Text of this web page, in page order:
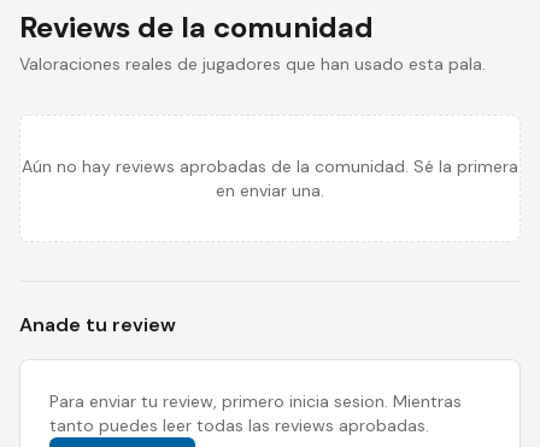
Reviews de la comunidad
Valoraciones reales de jugadores que han usado esta pala.
Aún no hay reviews aprobadas de la comunidad. Sé la primera
en enviar una.
Anade tu review
Para enviar tu review, primero inicia sesion. Mientras
tanto puedes leer todas las reviews aprobadas.